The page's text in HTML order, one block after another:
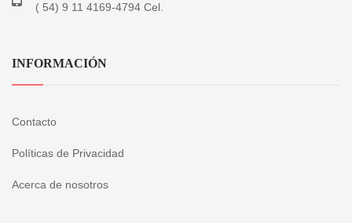
( 54) 9 11 4169-4794 Cel.
INFORMACIÓN
Contacto
Políticas de Privacidad
Acerca de nosotros